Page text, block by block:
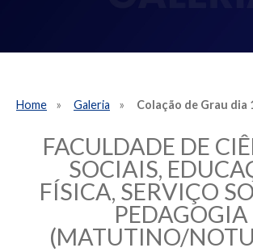
Home Galeria Colação de Grau dia
FACULDADE DE
SOCIAIS,
FÍSICA, SERVIÇO
PEDAGOGIA
(MATUTINO/